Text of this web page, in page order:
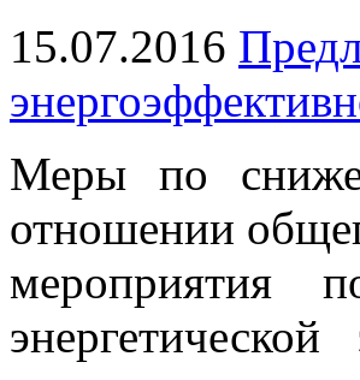
15.07.2016
Меры по
отношении
мероприятия